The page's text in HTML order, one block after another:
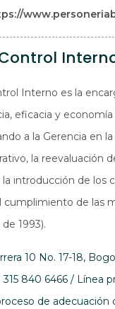
Interno es la
eficacia y
a la Gerencia en
la reevaluación
introducción de los
cumplimiento de las
1993).
10 No. 17-18,
315 840 6466 / Línea
de adecuación